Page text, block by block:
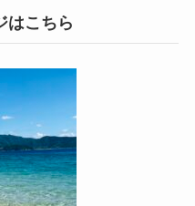
はこちら